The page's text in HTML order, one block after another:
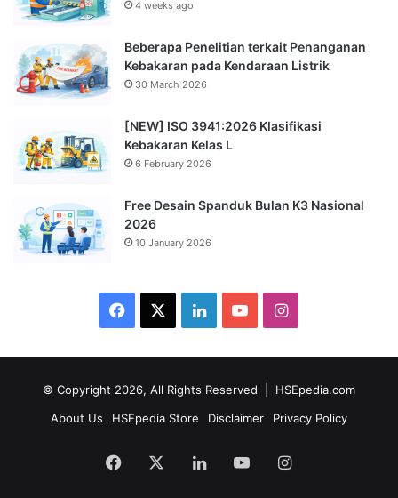
4 weeks ago
Beberapa Penelitian terkait Penanganan
Kebakaran pada Kendaraan Listrik
30 March 2026
[NEW] ISO 3941:2026 Klasifikasi
Kebakaran Kelas L
6 February 2026
Free Desain Spanduk Bulan K3 Nasional
2026
10 January 2026
Facebook LinkedInYouTubeInstagram
© Copyright 2026, All Rights Reserved | HSEpedia.com
About Us
HSEpedia Store Disclaimer Privacy Policy
Facebook LinkedInYouTubeInstagram